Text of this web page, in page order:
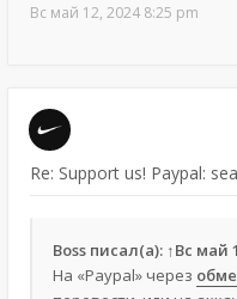
Вс май 12, 2024 8:25 pm
Re: Support us! Paypal:
Boss писал(а): ↑Вс май
На «Paypal» через